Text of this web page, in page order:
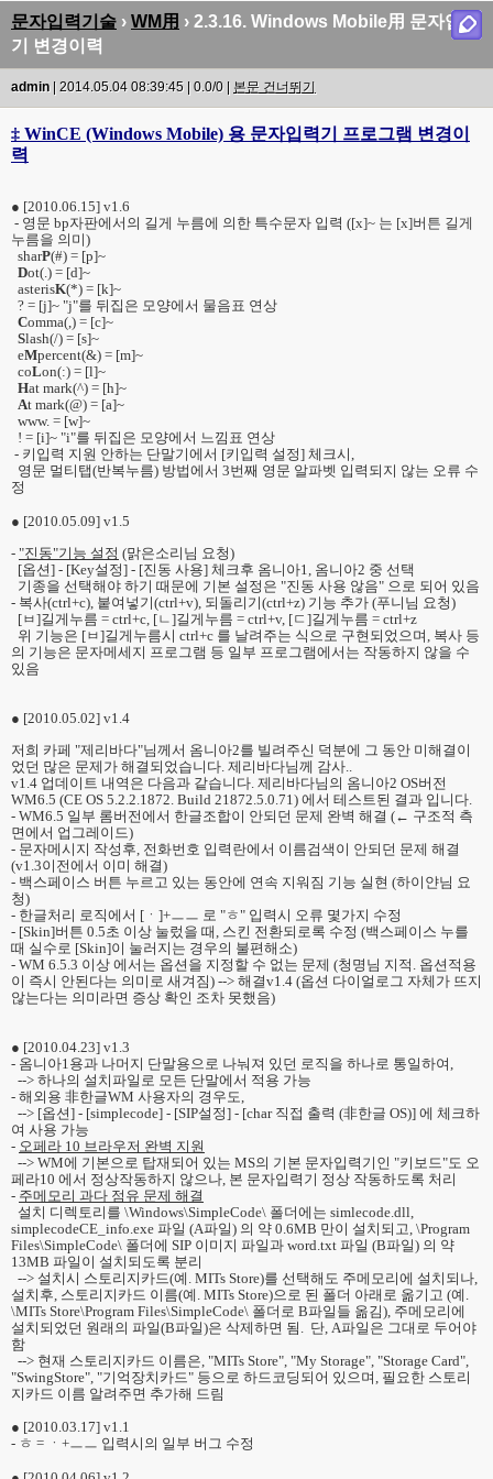
문자입력기술 › WM用 › 2.3.16. Windows Mobile用 문자입력
기 변경이력
admin| 2014.05.04 08:39:45 | 0.0/0 | 본문 건너뛰기
‡ WinCE (Windows Mobile) 용 문자입력기 프로그램 변경이
력
● [2010.06.15] v1.6
- 영문 bp자판에서의 길게 누름에 의한 특수문자 입력 ([x]~ 는 [x]버튼 길게
누름을 의미)
sharP(#) = [p]~
Dot(.) = [d]~
asterisK(*) = [k]~
? = [j]~ "j"를 뒤집은 모양에서 물음표 연상
Comma(,) = [c]~
Slash(/) = [s]~
eMpercent(&) = [m]~
coLon(:) = [l]~
Hat mark(^) = [h]~
At mark(@) = [a]~
www. = [w]~
! = [i]~ "i"를 뒤집은 모양에서 느낌표 연상
- 키입력 지원 안하는 단말기에서 [키입력 설정] 체크시,
영문 멀티탭(반복누름) 방법에서 3번째 영문 알파벳 입력되지 않는 오류 수
정
● [2010.05.09] v1.5
- "진동"기능 설정 (맑은소리님 요청)
[옵션] - [Key설정] - [진동 사용] 체크후 옴니아1, 옴니아2 중 선택
기종을 선택해야 하기 때문에 기본 설정은 "진동 사용 않음" 으로 되어 있음
- 복사(ctrl+c), 붙여넣기(ctrl+v), 되돌리기(ctrl+z) 기능 추가 (푸니님 요청)
[ㅂ]길게누름 = ctrl+c, [ㄴ]길게누름 = ctrl+v, [ㄷ]길게누름 = ctrl+z
위 기능은 [ㅂ]길게누름시 ctrl+c 를 날려주는 식으로 구현되었으며, 복사 등
의 기능은 문자메세지 프로그램 등 일부 프로그램에서는 작동하지 않을 수
있음
● [2010.05.02] v1.4
저희 카페 "제리바다"님께서 옴니아2를 빌려주신 덕분에 그 동안 미해결이
었던 많은 문제가 해결되었습니다. 제리바다님께 감사..
v1.4 업데이트 내역은 다음과 같습니다. 제리바다님의 옴니아2 OS버전
WM6.5 (CE OS 5.2.2.1872. Build 21872.5.0.71) 에서 테스트된 결과 입니다.
- WM6.5 일부 롬버전에서 한글조합이 안되던 문제 완벽 해결 (← 구조적 측
면에서 업그레이드)
- 문자메시지 작성후, 전화번호 입력란에서 이름검색이 안되던 문제 해결
(v1.3이전에서 이미 해결)
- 백스페이스 버튼 누르고 있는 동안에 연속 지워짐 기능 실현 (하이얀님 요
청)
- 한글처리 로직에서 [ㆍ]+ㅡㅡ 로 "ㅎ" 입력시 오류 몇가지 수정
- [Skin]버튼 0.5초 이상 눌렀을 때, 스킨 전환되로록 수정 (백스페이스 누를
때 실수로 [Skin]이 눌러지는 경우의 불편해소)
- WM 6.5.3 이상 에서는 옵션을 지정할 수 없는 문제 (청명님 지적. 옵션적용
이 즉시 안된다는 의미로 새겨짐) --> 해결v1.4 (옵션 다이얼로그 자체가 뜨지
않는다는 의미라면 증상 확인 조차 못했음)
● [2010.04.23] v1.3
- 옴니아1용과 나머지 단말용으로 나눠져 있던 로직을 하나로 통일하여,
--> 하나의 설치파일로 모든 단말에서 적용 가능
- 해외용 非한글WM 사용자의 경우도,
--> [옵션] - [simplecode] - [SIP설정] - [char 직접 출력 (非한글 OS)] 에 체크하
여 사용 가능
- 오페라 10 브라우저 완벽 지원
--> WM에 기본으로 탑재되어 있는 MS의 기본 문자입력기인 "키보드"도 오
페라10 에서 정상작동하지 않으나, 본 문자입력기 정상 작동하도록 처리
- 주메모리 과다 점유 문제 해결
설치 디렉토리를 \Windows\SimpleCode\ 폴더에는 simlecode.dll,
simplecodeCE_info.exe 파일 (A파일) 의 약 0.6MB 만이 설치되고, \Program
Files\SimpleCode\ 폴더에 SIP 이미지 파일과 word.txt 파일 (B파일) 의 약
13MB 파일이 설치되도록 분리
--> 설치시 스토리지카드(예. MITs Store)를 선택해도 주메모리에 설치되나,
설치후, 스토리지카드 이름(예. MITs Store)으로 된 폴더 아래로 옮기고 (예.
\MITs Store\Program Files\SimpleCode\ 폴더로 B파일들 옮김), 주메모리에
설치되었던 원래의 파일(B파일)은 삭제하면 됨. 단, A파일은 그대로 두어야
함
--> 현재 스토리지카드 이름은, "MITs Store", "My Storage", "Storage Card",
"SwingStore", "기억장치카드" 등으로 하드코딩되어 있으며, 필요한 스토리
지카드 이름 알려주면 추가해 드림
● [2010.03.17] v1.1
- ㅎ = ㆍ+ㅡㅡ 입력시의 일부 버그 수정